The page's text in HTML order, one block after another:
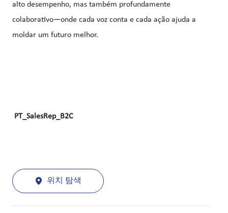
alto desempenho, mas também profundamente
colaborativo—onde cada voz conta e cada ação ajuda a
moldar um futuro melhor.
PT_SalesRep_B2C
위치 탐색